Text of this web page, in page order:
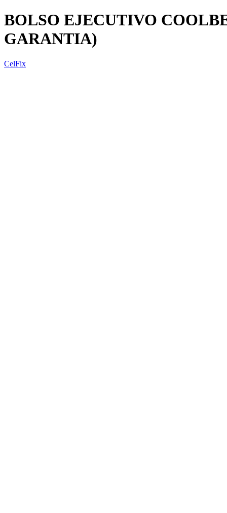
BOLSO EJECUTIVO
GARANTIA)
CelFix